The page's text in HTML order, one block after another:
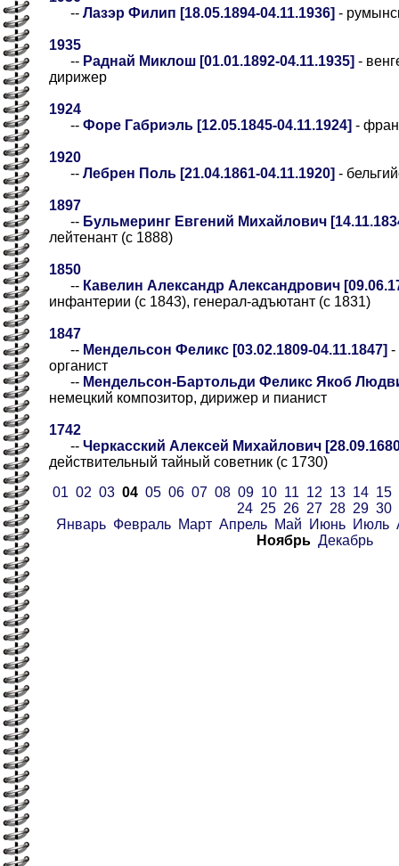
-- Лазэр Филип [18.05.1894-04.11.1936] -
1935
-- Раднай Миклош [01.01.1892-04.11.1935] -
дирижер
1924
-- Форе Габриэль [12.05.1845-04.11.1924] -
1920
-- Лебрен Поль [21.04.1861-04.11.1920] -
1897
-- Бульмеринг Евгений Михайлович
лейтенант (с 1888)
1850
-- Кавелин Александр Александрович
инфантерии (с 1843), генерал-адъютант (с 1831)
1847
-- Мендельсон Феликс [03.02.1809-04.11.1847] -
органист
-- Мендельсон-Бартольди Феликс Якоб
немецкий композитор, дирижер и пианист
1742
-- Черкасский Алексей Михайлович
действительный тайный советник (с 1730)
01 02 03 04 05 06 07 08 09 10 11 12 13 14 15
24 25 26 27 28 29 30
Январь Февраль Март Апрель Май Июнь Июль
Ноябрь Декабрь